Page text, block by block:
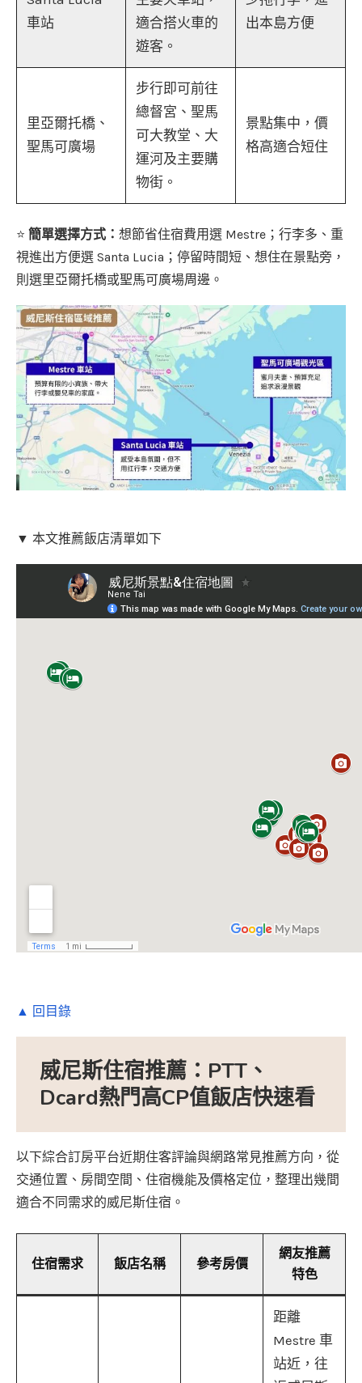
車站
適合搭火車的
遊客。
出本島方便
里亞爾托橋、
聖馬可廣場
步行即可前往
總督宮、聖馬
可大教堂、大
運河及主要購
物街。
景點集中，價
格高適合短住
⭐ 簡單選擇方式： 想節省住宿費用選 Mestre；行李多、重
視進出方便選 Santa Lucia；停留時間短、想住在景點旁，
則選里亞爾托橋或聖馬可廣場周邊。
▼ 本文推薦飯店清單如下
▲ 回目錄
威尼斯住宿推薦：PTT、
Dcard熱門高CP值飯店快速看
以下綜合訂房平台近期住客評論與網路常見推薦方向，從
交通位置、房間空間、住宿機能及價格定位，整理出幾間
適合不同需求的威尼斯住宿。
住宿需求 飯店名稱 參考房價
網友推薦
特色
距離
Mestre 車
站近，往